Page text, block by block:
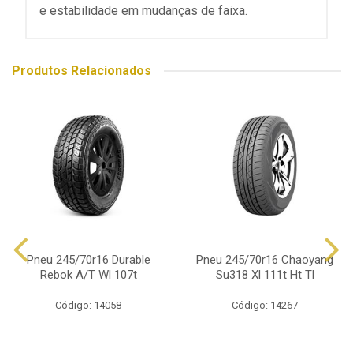
e estabilidade em mudanças de faixa.
Produtos Relacionados
Pneu 245/70r16 Durable
Rebok A/T Wl 107t
Código: 14058
Pneu 245/70r16 Chaoyang
Su318 Xl 111t Ht Tl
Código: 14267